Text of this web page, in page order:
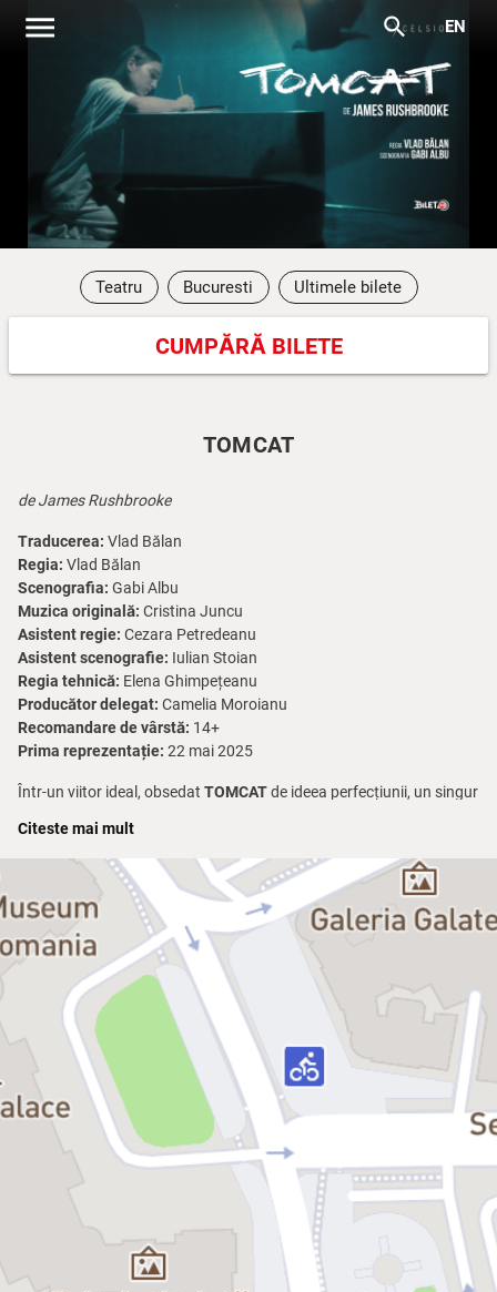
menu search EN
Teatru Bucuresti Ultimele bilete
CUMPĂRĂ BILETE
TOMCAT
de James Rushbrooke
Traducerea: Vlad Bălan
Regia: Vlad Bălan
Scenografia: Gabi Albu
Muzica originală: Cristina Juncu
Asistent regie: Cezara Petredeanu
Asistent scenografie: Iulian Stoian
Regia tehnică: Elena Ghimpețeanu
Producător delegat: Camelia Moroianu
Recomandare de vârstă: 14+
Prima reprezentație: 22 mai 2025
Într-un viitor ideal, obsedat TOMCATde ideea perfecțiunii, un singur
amenințare. Jess, o fată de 12 ani extrem de curioasă și inteligentă,
devine un pericol prin neurodivergența ei. Aflată sub observația lui
Charlie, un om de știință antrenat în detectarea pericolului, Jess
trebuie să afle ce îi amenință existența. Pe măsură ce liniile dintre
protecție și control se estompează, o întrebare devine din ce în ce
mai puternică: ce se întâmplă dacă adevărata problemă nu este
fata, ci sistemul creat pentru a o opri?
Distribuția:
Tom – Mihai Mitrea
Charlie – Mircea Alexandru Băluță
Rachel – Dana Marineci
Caroline – Annemary Ziegler
Jess – Erika Condruț / Amalia Hesson
Citeste mai mult